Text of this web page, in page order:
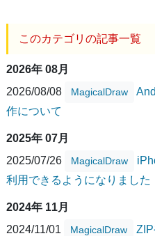
このカテゴリの記事一覧
2026年 08月
2026/08/08
MagicalDraw
作について
2025年 07月
2025/07/26
MagicalDraw
利用できるようになりました
2024年 11月
2024/11/01
MagicalDraw